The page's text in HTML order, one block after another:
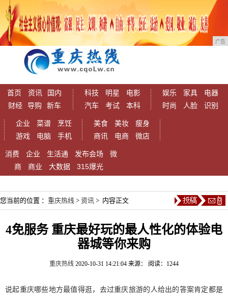
广告
首页 资讯
国内
财经
导购 新车
科技 明星
电影
汽车
考试 本科
娱乐 家具
电器
时尚
人脸 识别
企业 菜谱
烹饪
游戏
电脑 手机
美食 美妆
瘦身
商讯
电商 微店
消费 企业 生活通 发布会场
微
商
商业 大数据 315爆光
您当前的位置 ： 重庆热线 > 资讯 > 内容正文
4免服务 重庆最好玩的最人性化的体验电
器城等你来购
重庆热线 2020-10-31 14:21:04 来源： 阅读：1244
说起重庆哪些地方最值得逛，去过重庆旅游的人给出的答案肯定都是